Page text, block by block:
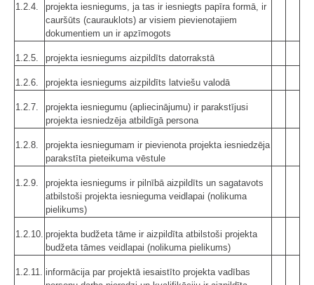
1.2.4.
projekta iesniegums, ja tas ir iesniegts papīra formā, ir
cauršūts (caurauklots) ar visiem pievienotajiem
dokumentiem un ir apzīmogots
1.2.5. projekta iesniegums aizpildīts datorrakstā
1.2.6. projekta iesniegums aizpildīts latviešu valodā
1.2.7.
projekta iesniegumu (apliecinājumu) ir parakstījusi
projekta iesniedzēja atbildīgā persona
1.2.8.
projekta iesniegumam ir pievienota projekta iesniedzēja
parakstīta pieteikuma vēstule
1.2.9.
projekta iesniegums ir pilnībā aizpildīts un sagatavots
atbilstoši projekta iesnieguma veidlapai (nolikuma
pielikums)
1.2.10. projekta budžeta tāme ir aizpildīta atbilstoši projekta
budžeta tāmes veidlapai (nolikuma pielikums)
1.2.11.
informācija par projektā iesaistīto projekta vadības